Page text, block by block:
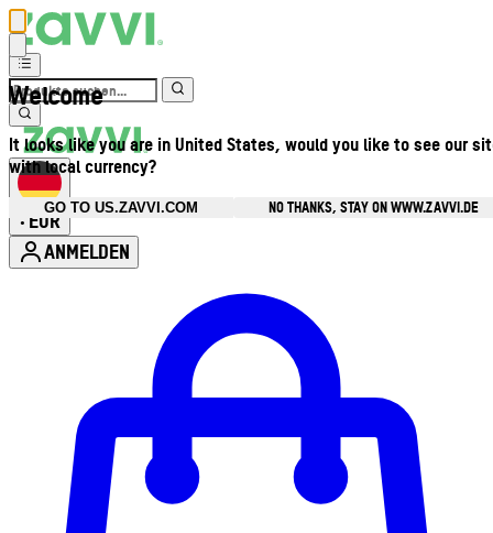
Welcome
It looks like you are in United States, would you like to see our
with local currency?
GO TO US.ZAVVI.COM
NO THANKS, STAY ON WWW.ZAVVI.DE
• EUR
ANMELDEN